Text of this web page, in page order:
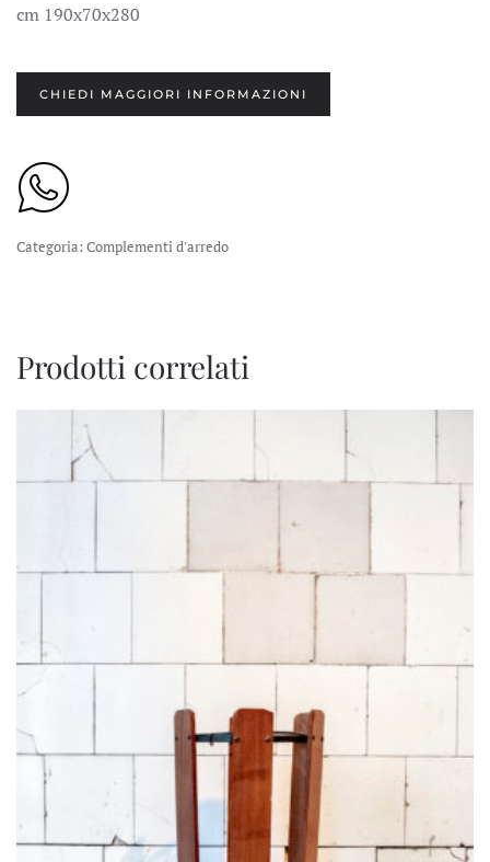
cm 190x70x280
CHIEDI MAGGIORI INFORMAZIONI
Categoria: Complementi d'arredo
Prodotti correlati